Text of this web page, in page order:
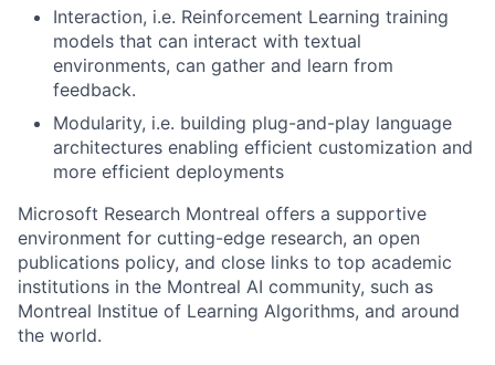
Interaction, i.e. Reinforcement Learning training
models that can interact with textual
environments, can gather and learn from
feedback.
Modularity, i.e. building plug-and-play language
architectures enabling efficient customization and
more efficient deployments
Microsoft Research Montreal offers a supportive
environment for cutting-edge research, an open
publications policy, and close links to top academic
institutions in the Montreal AI community, such as
Montreal Institue of Learning Algorithms, and around
the world.